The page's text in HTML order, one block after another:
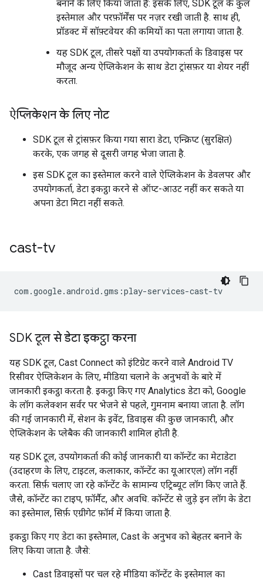
बनाने के लिए किया जाता है: इसके लिए, SDK टूल के कुल
इस्तेमाल और परफ़ॉर्मेंस पर नज़र रखी जाती है. साथ ही,
प्रॉडक्ट में सॉफ़्टवेयर की कमियों का पता लगाया जाता है.
यह SDK टूल, तीसरे पक्षों या उपयोगकर्ता के डिवाइस पर
मौजूद अन्य ऐप्लिकेशन के साथ डेटा ट्रांसफ़र या शेयर नहीं
करता.
ऐप्लिकेशन के लिए नोट
SDK टूल से ट्रांसफ़र किया गया सारा डेटा, एन्क्रिप्ट (सुरक्षित)
करके, एक जगह से दूसरी जगह भेजा जाता है.
इस SDK टूल का इस्तेमाल करने वाले ऐप्लिकेशन के डेवलपर और
उपयोगकर्ता, डेटा इकट्ठा करने से ऑप्ट-आउट नहीं कर सकते या
अपना डेटा मिटा नहीं सकते.
cast-tv
SDK टूल से डेटा इकट्ठा करना
यह SDK टूल, Cast Connect को इंटिग्रेट करने वाले Android TV
रिसीवर ऐप्लिकेशन के लिए, मीडिया चलाने के अनुभवों के बारे में
जानकारी इकट्ठा करता है. इकट्ठा किए गए Analytics डेटा को, Google
के लॉग कलेक्शन सर्वर पर भेजने से पहले, गुमनाम बनाया जाता है. लॉग
की गई जानकारी में, सेशन के इवेंट, डिवाइस की कुछ जानकारी, और
ऐप्लिकेशन के प्लेबैक की जानकारी शामिल होती है.
यह SDK टूल, उपयोगकर्ता की कोई जानकारी या कॉन्टेंट का मेटाडेटा
(उदाहरण के लिए, टाइटल, कलाकार, कॉन्टेंट का यूआरएल) लॉग नहीं
करता. सिर्फ़ चलाए जा रहे कॉन्टेंट के सामान्य एट्रिब्यूट लॉग किए जाते हैं.
जैसे, कॉन्टेंट का टाइप, फ़ॉर्मैट, और अवधि. कॉन्टेंट से जुड़े इन लॉग के डेटा
का इस्तेमाल, सिर्फ़ एग्रीगेट फ़ॉर्म में किया जाता है.
इकट्ठा किए गए डेटा का इस्तेमाल, Cast के अनुभव को बेहतर बनाने के
लिए किया जाता है. जैसे:
Cast डिवाइसों पर चल रहे मीडिया कॉन्टेंट के इस्तेमाल का